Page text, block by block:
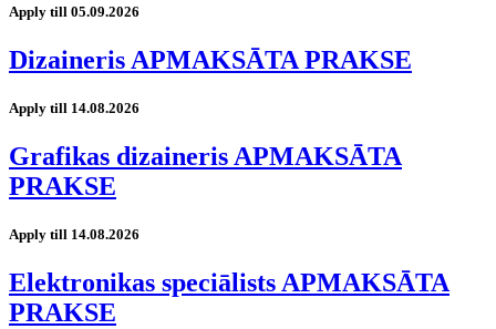
Apply till 05.09.2026
Dizaineris APMAKSĀTA PRAKSE
Apply till 14.08.2026
Grafikas dizaineris APMAKSĀTA
PRAKSE
Apply till 14.08.2026
Elektronikas speciālists APMAKSĀTA
PRAKSE